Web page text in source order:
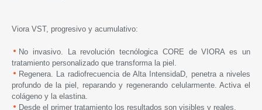
Viora VST, progresivo y acumulativo:
No invasivo. La revolución tecnólogica CORE de VIORA es un
tratamiento personalizado que transforma la piel.
Regenera. La radiofrecuencia de Alta IntensidaD, penetra a niveles
profundo de la piel, reparando y regenerando celularmente. Activa el
colágeno y la elastina.
Desde el primer tratamiento los resultados son visibles y reales.